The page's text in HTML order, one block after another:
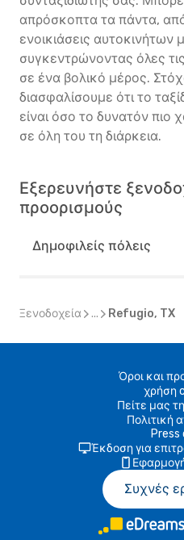
απρόσκοπτα τα πάντα,
ενοικιάσεις αυτοκινήτων
συγκεντρώνοντας όλες
σε ένα βολικό μέρος.
διασφαλίσουμε ότι το
είναι όσο το δυνατόν πιο
σε όλη του τη διάρκεια.
Εξερευνήστε
προορισμούς
Δημοφιλείς πόλεις
Ξενοδοχεία ... Refugio, TX
Όροι και
χρήση
Πείτε μας
Πολιτική
Press
Έκδοση για
Συχνές